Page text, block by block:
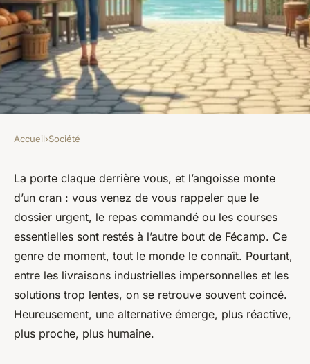
Optimiser votre expérience de
livraison près de Fécamp
Orion•10/05/2026 15:23• 8 min de lecture
Accueil›Société
La porte claque derrière vous, et l’angoisse monte
d’un cran : vous venez de vous rappeler que le
dossier urgent, le repas commandé ou les courses
essentielles sont restés à l’autre bout de Fécamp. Ce
genre de moment, tout le monde le connaît. Pourtant,
entre les livraisons industrielles impersonnelles et les
solutions trop lentes, on se retrouve souvent coincé.
Heureusement, une alternative émerge, plus réactive,
plus proche, plus humaine.